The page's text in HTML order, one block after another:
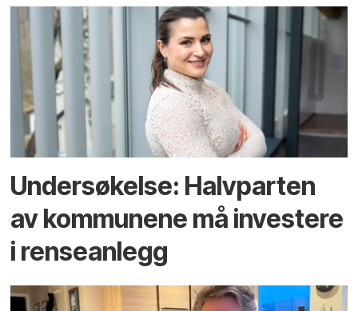
Undersøkelse: Halv­parten
av kommunene må investere
i rense­anlegg